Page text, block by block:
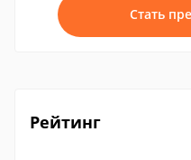
Стать
Рейтинг